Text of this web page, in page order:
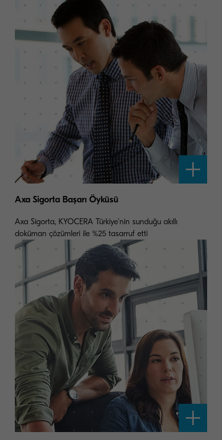
Axa Sigorta Başarı Öyküsü
Axa Sigorta, KYOCERA Türkiye'nin sunduğu akıllı
doküman çözümleri ile %25 tasarruf etti